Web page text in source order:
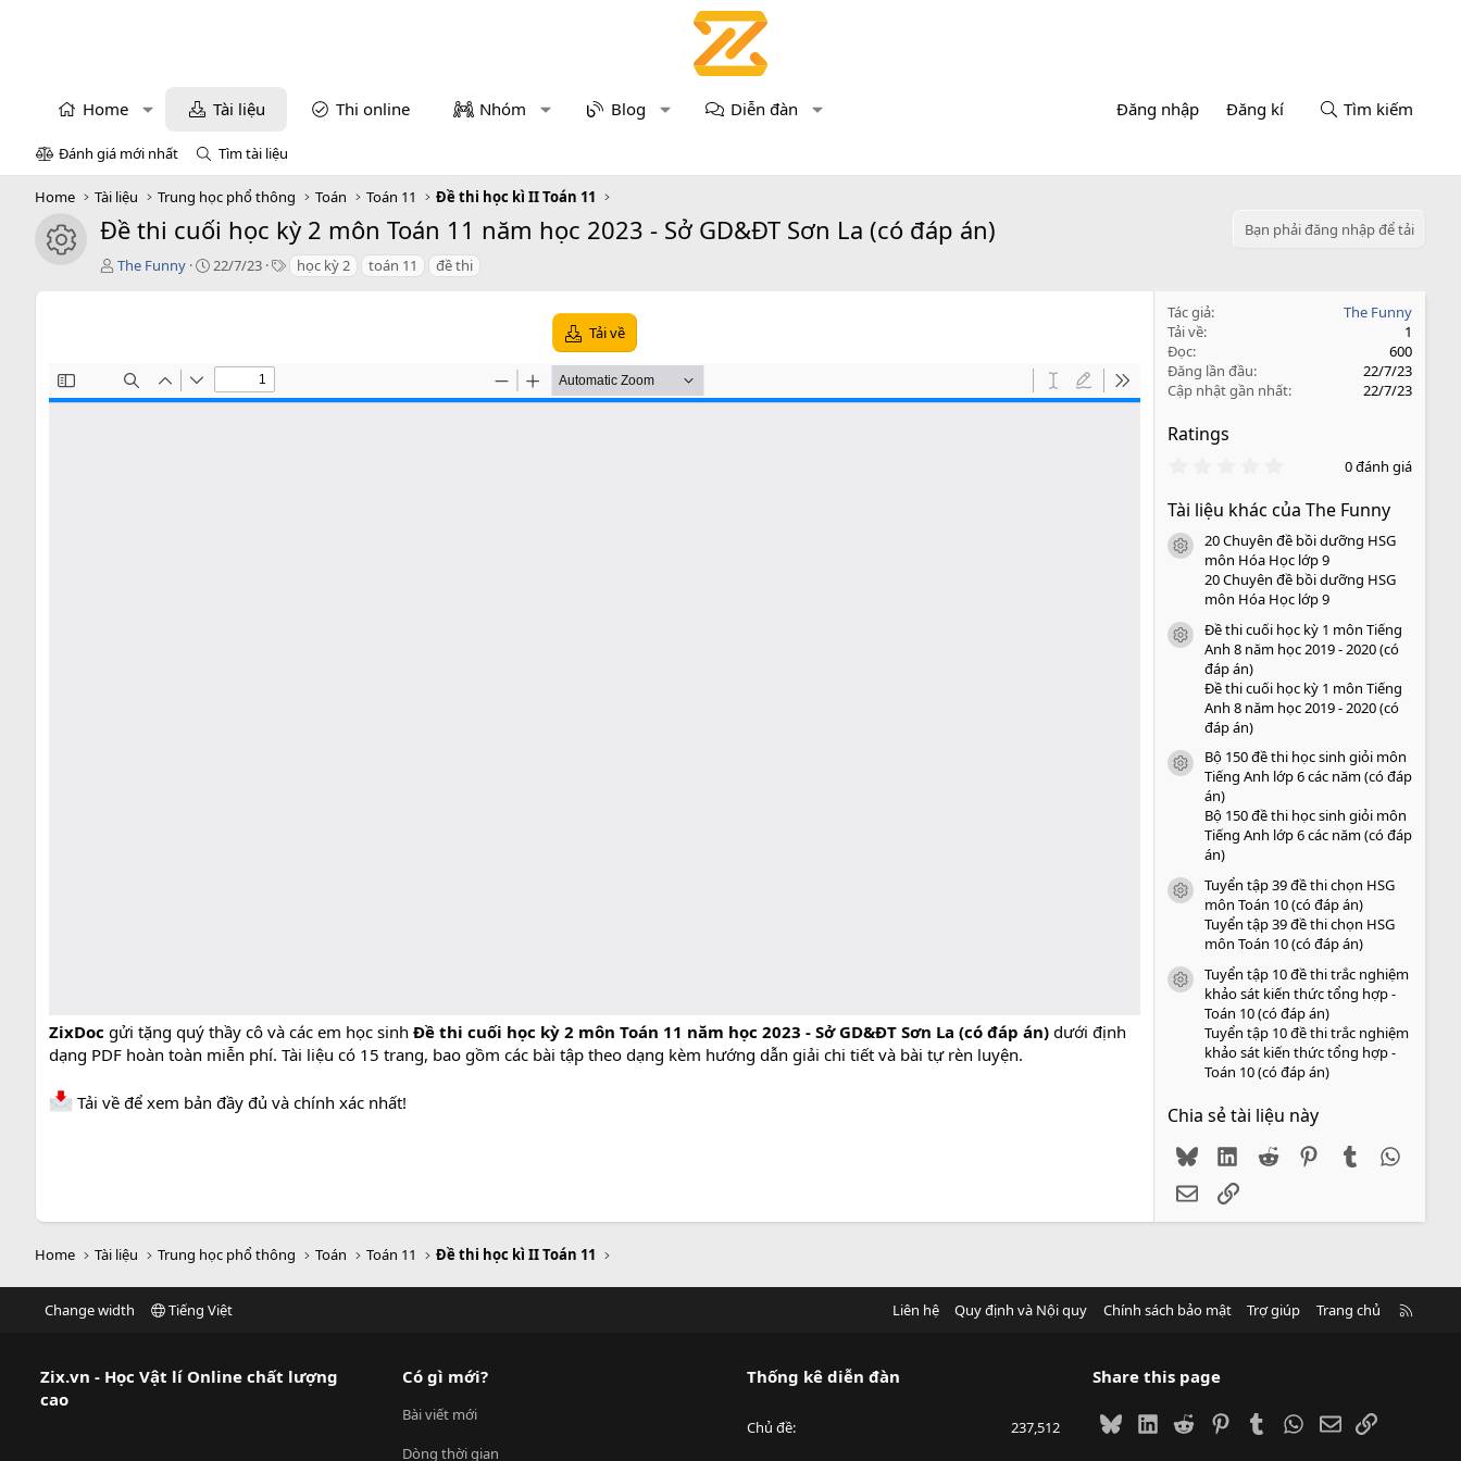
Home Tài liệu Thi online Nhóm Blog Diễn đàn Đăng nhập Đăng kí Tìm kiếm
Đánh giá mới nhất Tìm tài liệu
Home Tài liệu Trung học phổ thông Toán Toán 11 Đề thi học kì II Toán 11
icon tài liệu
Đề thi cuối học kỳ 2 môn Toán 11 năm học 2023 - Sở GD&ĐT Sơn La (có đáp án)
Bạn phải đăng nhập để tải
T
The Funny
C
n
22/7/23
T học kỳ 2 toán 11 đề thi
Tải về
ZixDoc gửi tặng quý thầy cô và các em học sinh Đề thi cuối học kỳ 2 môn Toán 11 năm học 2023 - Sở GD&ĐT Sơn La (có đáp án) dưới định
dạng PDF hoàn toàn miễn phí. Tài liệu có 15 trang, bao gồm các bài tập theo dạng kèm hướng dẫn giải chi tiết và bài tự rèn luyện.
Tải về để xem bản đầy đủ và chính xác nhất!
Tác giả
The Funny
Tải về
1
Đọc
600
Đăng lần đầu
22/7/23
Cập nhật gần nhất
22/7/23
Ratings
0
0
s
a
o
0 đánh giá
Tài liệu khác của The Funny
icon tài liệu
20 Chuyên đề bồi dưỡng HSG
môn Hóa Học lớp 9
20 Chuyên đề bồi dưỡng HSG
môn Hóa Học lớp 9
icon tài liệu
Đề thi cuối học kỳ 1 môn Tiếng
Anh 8 năm học 2019 - 2020 (có
đáp án)
Đề thi cuối học kỳ 1 môn Tiếng
Anh 8 năm học 2019 - 2020 (có
đáp án)
icon tài liệu
Bộ 150 đề thi học sinh giỏi môn
Tiếng Anh lớp 6 các năm (có đáp
án)
Bộ 150 đề thi học sinh giỏi môn
Tiếng Anh lớp 6 các năm (có đáp
án)
icon tài liệu
Tuyển tập 39 đề thi chọn HSG
môn Toán 10 (có đáp án)
Tuyển tập 39 đề thi chọn HSG
môn Toán 10 (có đáp án)
icon tài liệu
Tuyển tập 10 đề thi trắc nghiệm
khảo sát kiến thức tổng hợp -
Toán 10 (có đáp án)
Tuyển tập 10 đề thi trắc nghiệm
khảo sát kiến thức tổng hợp -
Toán 10 (có đáp án)
Chia sẻ tài liệu này
BlueskyLinkedIn
Reddit PinterestTumblr
EmailLink
Home Tài liệu Trung học phổ thông Toán Toán 11 Đề thi học kì II Toán 11
Change width Tiếng Việt Liên hệ Quy định và Nội quy Chính sách bảo mật Trợ giúp Trang chủ
Zix.vn - Học Vật lí Online chất lượng
cao
Có gì mới?
Bài viết mới
Dòng thời gian
Thống kê diễn đàn
Chủ đề 237,512
Share this page
BlueskyLinkedIn
Reddit PinterestTumblrWhatsApp
EmailLink